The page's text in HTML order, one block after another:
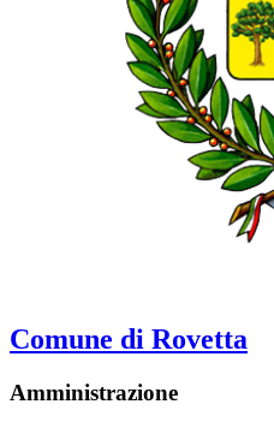
Comune di Rovetta
Amministrazione